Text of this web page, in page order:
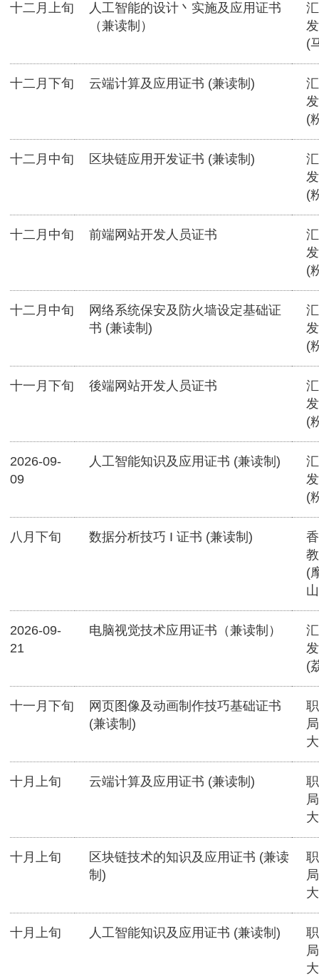
十二月上旬
人工智能的设计丶实施及应用证书
（兼读制）
(
十二月下旬 云端计算及应用证书 (兼读制)
(
十二月中旬 区块链应用开发证书 (兼读制)
(
十二月中旬 前端网站开发人员证书
(
十二月中旬
网络系统保安及防火墙设定基础证
书 (兼读制)
(
十一月下旬 後端网站开发人员证书
(
2026-09-
09
人工智能知识及应用证书 (兼读制)
(
八月下旬 数据分析技巧 I 证书 (兼读制)
(
2026-09-
21
电脑视觉技术应用证书（兼读制）
(
十一月下旬
网页图像及动画制作技巧基础证书
(兼读制)
十月上旬 云端计算及应用证书 (兼读制)
十月上旬
区块链技术的知识及应用证书 (兼读
制)
十月上旬 人工智能知识及应用证书 (兼读制)